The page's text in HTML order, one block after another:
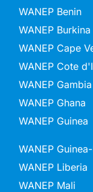
WANEP Benin
WANEP Burkina
WANEP Cape
WANEP Cote
WANEP Gambia
WANEP Ghana
WANEP Guinea
WANEP
WANEP Liberia
WANEP Mali
PUBLICATIONS